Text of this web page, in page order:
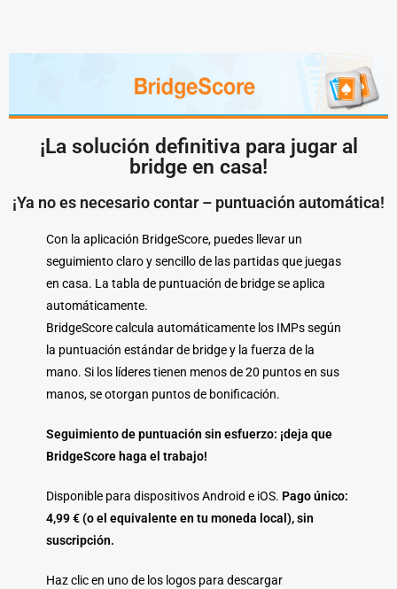
¡La solución definitiva para jugar al
bridge en casa!
¡Ya no es necesario contar – puntuación automática!
Con la aplicación BridgeScore, puedes llevar un
seguimiento claro y sencillo de las partidas que juegas
en casa. La tabla de puntuación de bridge se aplica
automáticamente.
BridgeScore calcula automáticamente los IMPs según
la puntuación estándar de bridge y la fuerza de la
mano. Si los líderes tienen menos de 20 puntos en sus
manos, se otorgan puntos de bonificación.
Seguimiento de puntuación sin esfuerzo: ¡deja que
BridgeScore haga el trabajo!
Disponible para dispositivos Android e iOS. Pago único:
4,99 € (o el equivalente en tu moneda local), sin
suscripción.
Haz clic en uno de los logos para descargar